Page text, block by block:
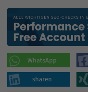
WhatsApp
sharen